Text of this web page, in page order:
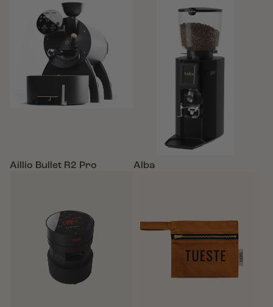
Aillio Bullet R2 Pro Alba